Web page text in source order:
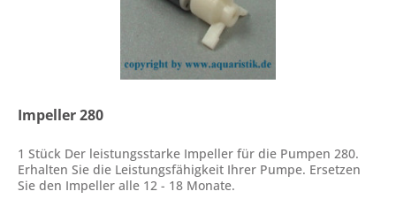
Impeller 280
1 Stück Der leistungsstarke Impeller für die Pumpen 280.
Erhalten Sie die Leistungsfähigkeit Ihrer Pumpe. Ersetzen
Sie den Impeller alle 12 - 18 Monate.